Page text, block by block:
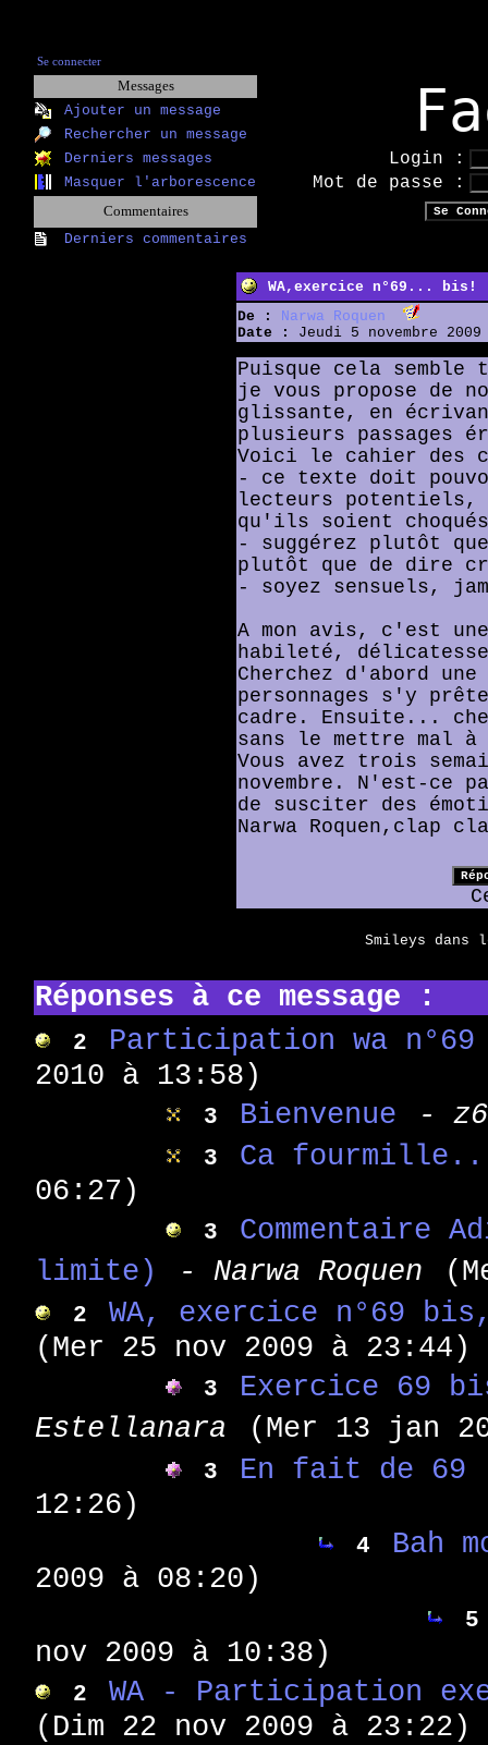
Se connecter
Messages
Ajouter un message
Rechercher un message
Derniers messages
Login :
Masquer l'arborescence Mot de passe :
Commentaires
Derniers commentaires
WA,exercice n°69... bis!
De :
Narwa Roquen
Date :
Jeudi 5 novembre
Puisque cela
je vous propose de
glissante, en
plusieurs passages
Voici le cahier des
- ce texte doit
lecteurs potentiels,
qu'ils soient
- suggérez plutôt
plutôt que de dire
- soyez sensuels,
A mon avis, c'est
habileté,
Cherchez d'abord
personnages s'y
cadre. Ensuite...
sans le mettre mal
Vous avez trois
novembre. N'est-ce
de susciter des
Narwa Roquen,clap
Smileys dans
Réponses à ce message :
2
Participation wa
2010 à 13:58)
3 Bienvenue -
3
Ca
06:27)
3
Commentaire
limite)
- Narwa Roquen
2
WA, exercice n°69
(Mer 25 nov 2009 à 23:44)
3
Exercice 69
Estellanara
(Mer 13 jan
3
En fait de 69
12:26)
4
Bah
2009 à 08:20)
5
nov 2009 à 10:38)
2
WA - Participation
(Dim 22 nov 2009 à 23:22)